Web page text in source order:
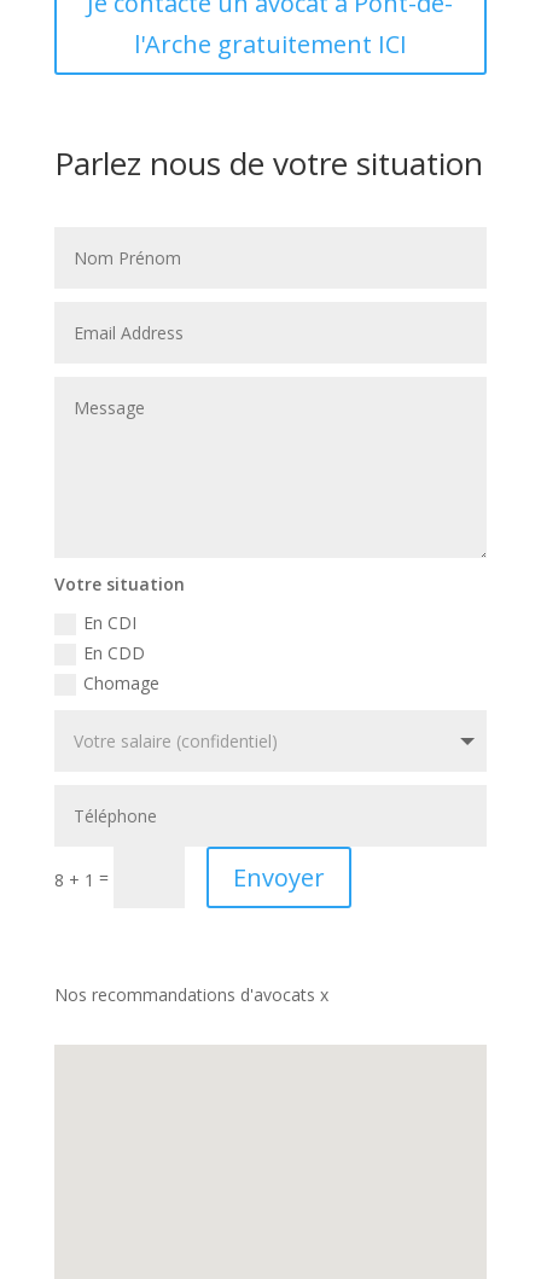
l'Arche gratuitement ICI
Parlez nous de votre situation
Votre situation
En CDI
En CDD
Chomage
8 + 1 = Envoyer
Nos recommandations d'avocats x